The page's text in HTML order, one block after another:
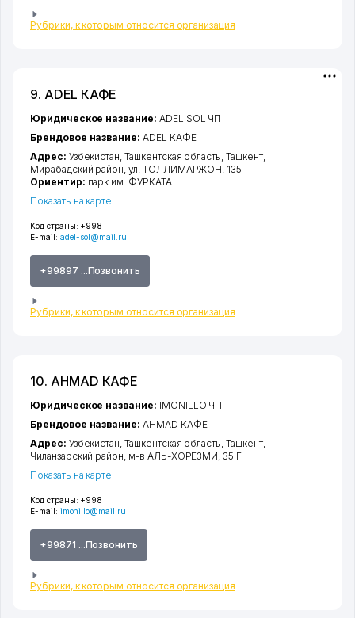
Рубрики, к которым относится организация
9. ADEL КАФЕ
Код страны: +998
E-mail: adel-sol@mail.ru
+99897 ...Позвонить
Рубрики, к которым относится организация
Юридическое название: ADEL SOL ЧП
Брендовое название: ADEL КАФЕ
Адрес: Узбекистан,Ташкентская область ,Ташкент,
Мирабадский район ,ул. ТОЛЛИМАРЖОН , 135
Ориентир: парк им. ФУРКАТА
Показать на карте
10. AHMAD КАФЕ
Код страны: +998
E-mail: imonillo@mail.ru
+99871 ...Позвонить
Рубрики, к которым относится организация
Юридическое название: IMONILLO ЧП
Брендовое название: AHMAD КАФЕ
Адрес: Узбекистан,Ташкентская область ,Ташкент,
Чиланзарский район м-в АЛЬ-ХОРЕЗМИ , 35 Г
Показать на карте